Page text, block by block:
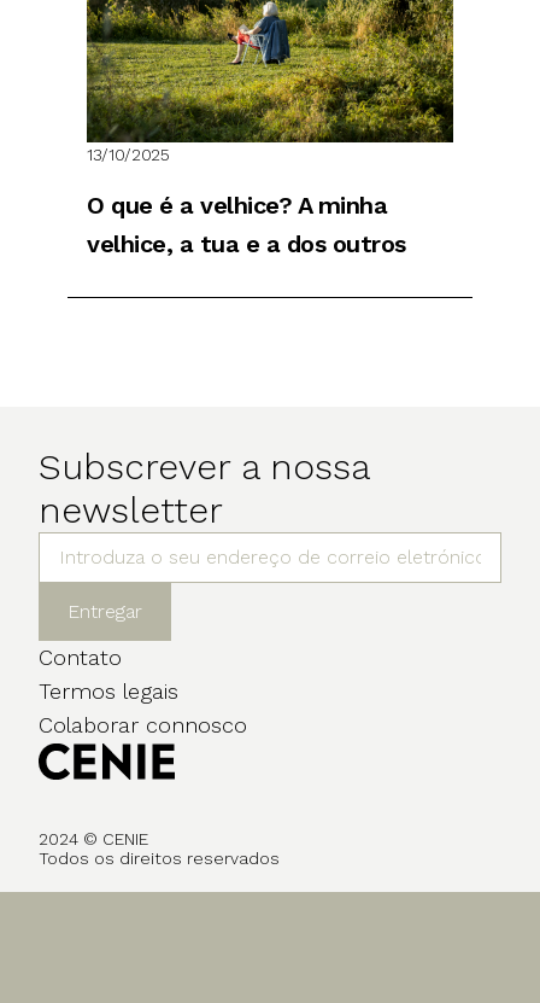
13/10/2025
O que é a velhice? A minha
velhice, a tua e a dos outros
Subscrever a nossa
newsletter
Entregar
Contato
Termos legais
Colaborar connosco
2024 © CENIE
Todos os direitos reservados